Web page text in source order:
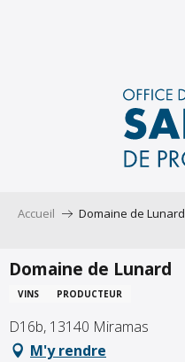
Accueil Domaine de Lunard
Domaine de Lunard
VINS PRODUCTEUR
D16b, 13140 Miramas
M'y rendre